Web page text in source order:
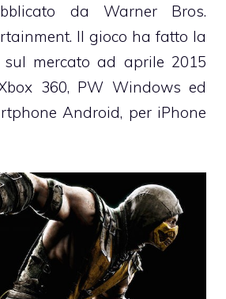
da Warner Bros.
Il gioco ha fatto la
mercato ad aprile 2015
360, PW Windows ed
Android, per iPhone